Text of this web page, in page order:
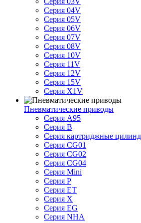
Серия 04V
Серия 05V
Серия 06V
Серия 07V
Серия 08V
Серия 10V
Серия 11V
Серия 12V
Серия 15V
Серия X1V
Пневматические приводы
Серия A95
Серия B
Серия картриджные
Серия CG01
Серия CG02
Серия CG04
Серия Mini
Серия P
Серия ET
Серия X
Серия EG
Серия NHA